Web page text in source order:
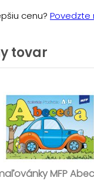
cenu? Povedzte
tovar
MFP